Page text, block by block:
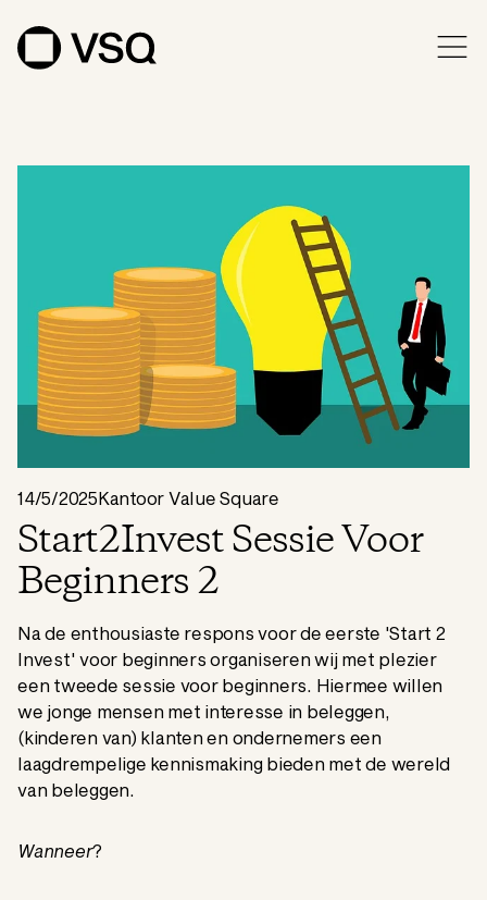
14/5/2025Kantoor Value Square
Start2Invest Sessie Voor
Beginners 2
Na de enthousiaste respons voor de eerste 'Start 2
Invest' voor beginners organiseren wij met plezier
een tweede sessie voor beginners. Hiermee willen
we jonge mensen met interesse in beleggen,
(kinderen van) klanten en ondernemers een
laagdrempelige kennismaking bieden met de wereld
van beleggen.
Wanneer?